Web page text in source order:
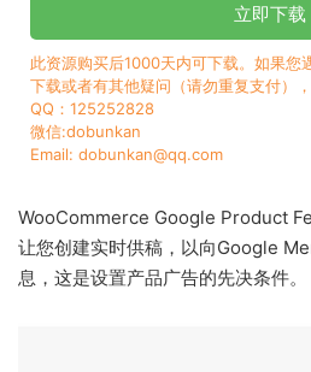
立即下载
此资源购买后1000天内可下载。如果您
下载或者有其他疑问（请勿重复支付）
QQ：125252828
微信:dobunkan
Email: dobunkan@qq.com
WooCommerce Google Product
让您创建实时供稿，以向Google
息，这是设置产品广告的先决条件。